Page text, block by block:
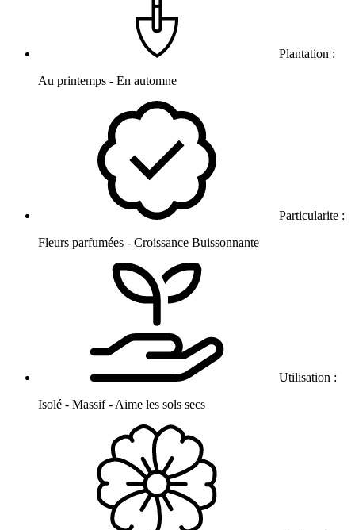
Plantation :
Au printemps - En automne
Particularite :
Fleurs parfumées - Croissance Buissonnante
Utilisation :
Isolé - Massif - Aime les sols secs